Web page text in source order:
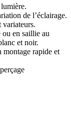
de l’éclairage.
variateurs.
en saillie au
et noir.
montage rapide et